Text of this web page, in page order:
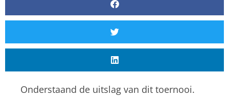
Onderstaand de uitslag van dit toernooi.